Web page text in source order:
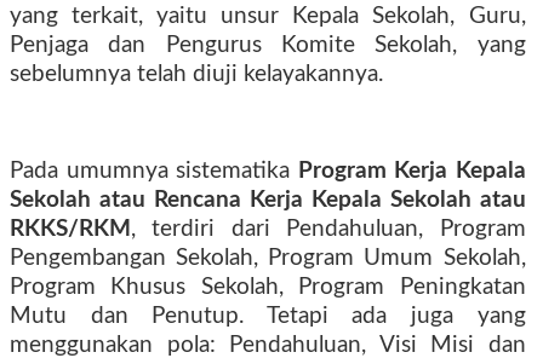
yang terkait, yaitu unsur Kepala Sekolah, Guru,
Penjaga dan Pengurus Komite Sekolah, yang
sebelumnya telah diuji kelayakannya.
Pada umumnya sistematika Program Kerja Kepala
Sekolah atau Rencana Kerja Kepala Sekolah atau
RKKS/RKM , terdiri dari Pendahuluan, Program
Pengembangan Sekolah, Program Umum Sekolah,
Program Khusus Sekolah, Program Peningkatan
Mutu dan Penutup. Tetapi ada juga yang
menggunakan pola: Pendahuluan, Visi Misi dan